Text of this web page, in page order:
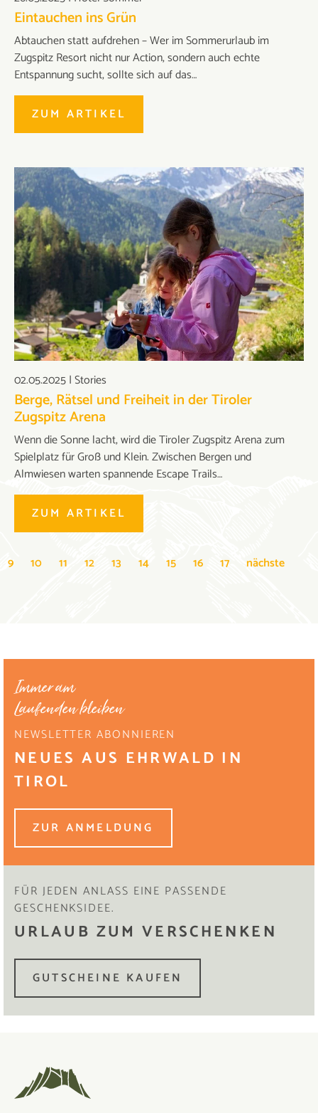
Eintauchen ins Grün
Abtauchen statt aufdrehen – Wer im Sommerurlaub im
Zugspitz Resort nicht nur Action, sondern auch echte
Entspannung sucht, sollte sich auf das…
ZUM ARTIKEL
02.05.2025|Stories
Berge, Rätsel und Freiheit in der Tiroler
Zugspitz Arena
Wenn die Sonne lacht, wird die Tiroler Zugspitz Arena zum
Spielplatz für Groß und Klein. Zwischen Bergen und
Almwiesen warten spannende Escape Trails…
ZUM ARTIKEL
9 10 11 12 13 14 15 16 17 nächste
Immer am
Laufenden bleiben
NEWSLETTER ABONNIEREN
NEUES AUS EHRWALD IN
TIROL
ZUR ANMELDUNG
FÜR JEDEN ANLASS EINE PASSENDE
GESCHENKSIDEE.
URLAUB ZUM VERSCHENKEN
GUTSCHEINE KAUFEN